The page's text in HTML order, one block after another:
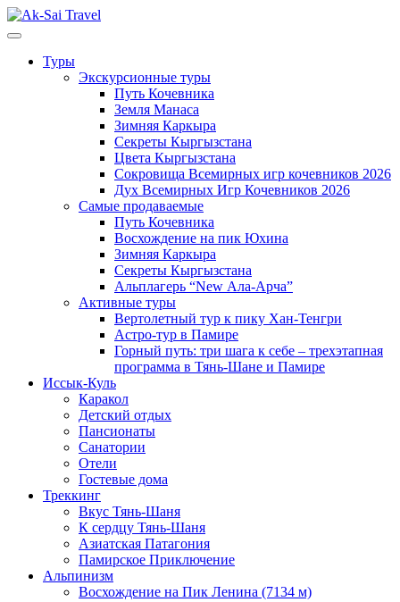
Туры
Экскурсионные туры
Путь Кочевника
Земля Манаса
Зимняя Каркыра
Секреты Кыргызстана
Цвета Кыргызстана
Сокровища Всемирных игр кочевников 2026
Дух Всемирных Игр Кочевников 2026
Самые продаваемые
Путь Кочевника
Восхождение на пик Юхина
Зимняя Каркыра
Секреты Кыргызстана
Альплагерь “New Ала-Арча”
Активные туры
Вертолетный тур к пику Хан-Тенгри
Астро-тур в Памире
Горный путь: три шага к себе – трехэтапная
программа в Тянь-Шане и Памире
Иссык-Куль
Каракол
Детский отдых
Пансионаты
Санатории
Отели
Гостевые дома
Треккинг
Вкус Тянь-Шаня
К сердцу Тянь-Шаня
Азиатская Патагония
Памирское Приключение
Альпинизм
Восхождение на Пик Ленина (7134 м)